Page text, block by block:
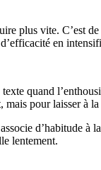
plus vite. C’est
en
quand
pour laisser à
d’habitude
lentement.